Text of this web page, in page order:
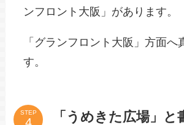
ンフロント大阪」があります。
「グランフロント大阪」方面へ
す。
STEP
「うめきた広場」